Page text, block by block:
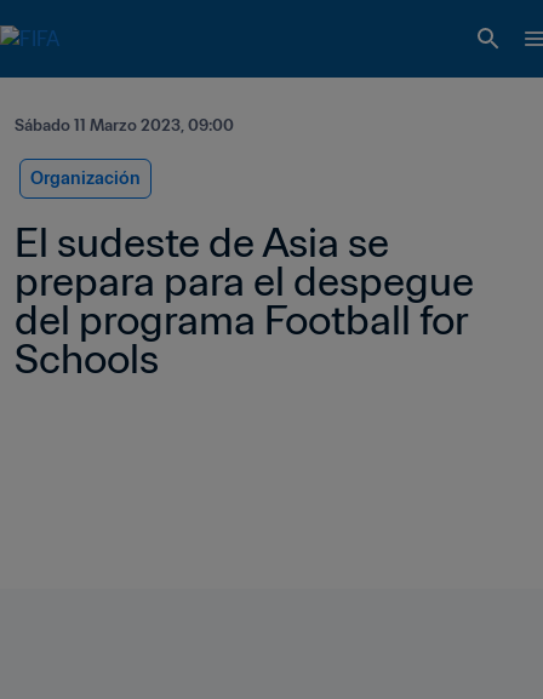
Sábado 11 Marzo 2023, 09:00
Organización
El sudeste de Asia se
prepara para el despegue
del programa Football for
Schools